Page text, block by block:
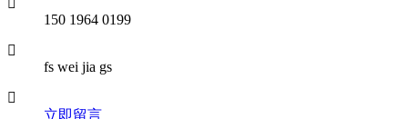
150 1964 0199
fs wei jia gs
立即留言